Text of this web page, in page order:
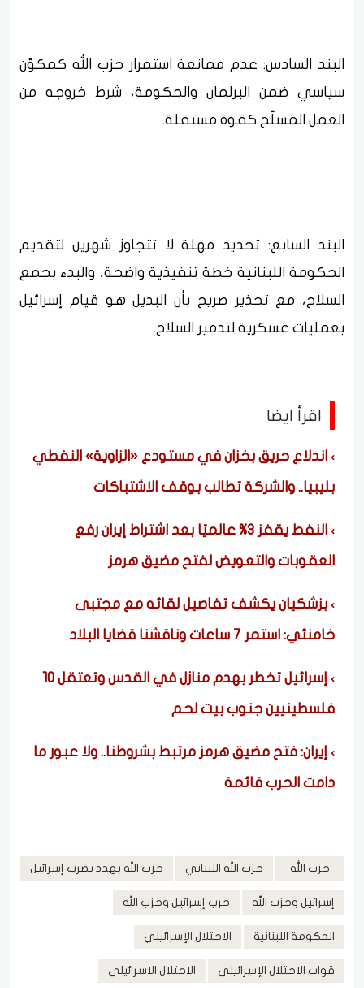
البند السادس: عدم ممانعة استمرار حزب الله كمكوّن
سياسي ضمن البرلمان والحكومة، شرط خروجه من
العمل المسلّح كقوة مستقلة.
البند السابع: تحديد مهلة لا تتجاوز شهرين لتقديم
الحكومة اللبنانية خطة تنفيذية واضحة، والبدء بجمع
السلاح، مع تحذير صريح بأن البديل هو قيام إسرائيل
بعمليات عسكرية لتدمير السلاح.
اقرأ ايضا
اندلاع حريق بخزان في مستودع «الزاوية» النفطي
بليبيا.. والشركة تطالب بوقف الاشتباكات
النفط يقفز 3% عالميًا بعد اشتراط إيران رفع
العقوبات والتعويض لفتح مضيق هرمز
بزشكيان يكشف تفاصيل لقائه مع مجتبى
خامنئي: استمر 7 ساعات وناقشنا قضايا البلاد
إسرائيل تخطر بهدم منازل في القدس وتعتقل 10
فلسطينيين جنوب بيت لحم
إيران: فتح مضيق هرمز مرتبط بشروطنا.. ولا عبور ما
دامت الحرب قائمة
حزب الله حزب الله اللبناني حزب الله يهدد بضرب إسرائيل
إسرائيل وحزب الله حرب إسرائيل وحزب الله
الحكومة اللبنانية الاحتلال الإسرائيلي
قوات الاحتلال الإسرائيلي الاحتلال الاسرائيلي